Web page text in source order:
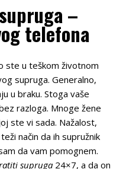
–
telefona
ste u teškom životnom
supruga. Generalno,
u braku. Stoga vaše
razloga. Mnoge žene
ste vi sada. Nažalost,
način da ih supružnik
da vam pomognem.
supruga24×7, a da on